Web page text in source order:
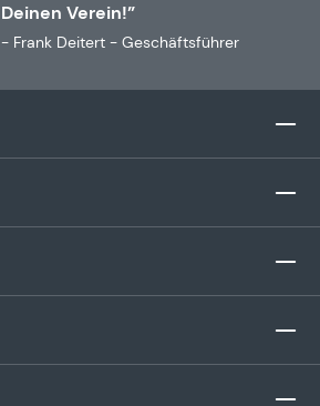
Deinen Verein!”
- Frank Deitert - Geschäftsführer